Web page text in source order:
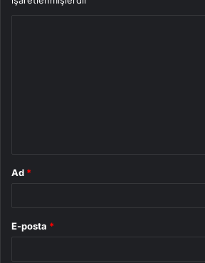
Ad *
E-posta *